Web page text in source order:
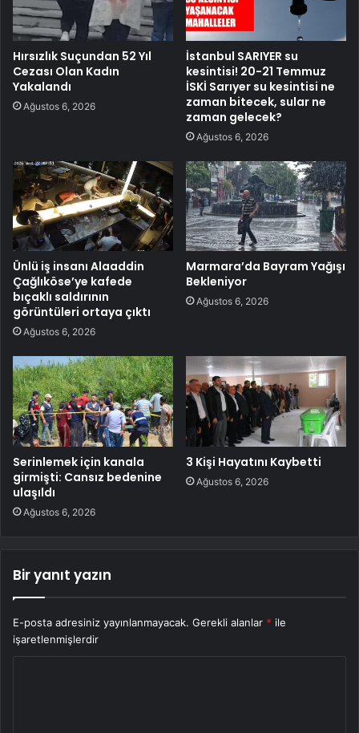
Hırsızlık Suçundan 52 Yıl
Cezası Olan Kadın
Yakalandı
Ağustos 6, 2026
İstanbul SARIYER su
kesintisi! 20-21 Temmuz
İSKİ Sarıyer su kesintisi ne
zaman bitecek, sular ne
zaman gelecek?
Ağustos 6, 2026
Ünlü iş insanı Alaaddin
Çağlıköse’ye kafede
bıçaklı saldırının
görüntüleri ortaya çıktı
Ağustos 6, 2026
Marmara’da Bayram Yağışı
Bekleniyor
Ağustos 6, 2026
Serinlemek için kanala
girmişti: Cansız bedenine
ulaşıldı
Ağustos 6, 2026
3 Kişi Hayatını Kaybetti
Ağustos 6, 2026
Bir yanıt yazın
E-posta adresiniz yayınlanmayacak. Gerekli alanlar * ile
işaretlenmişlerdir